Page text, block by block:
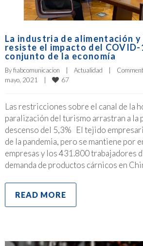
La industria de alimentación y
resiste el impacto del COVID-
conjunto de la economía
By fiabcomunicacion Actualidad
mayo, 2021
67
Las restricciones sobre el canal de la
paralización del turismo arrastran a la
descenso del 5,3% El tejido
de la pandemia, pero se mantiene por
empresas y los 431.800 trabajadores
demanda de productos cárnicos en
READ MORE